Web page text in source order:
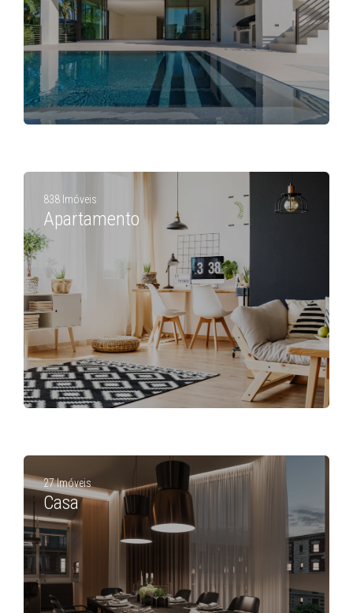
838 Imóveis
Apartamento
27 Imóveis
Casa